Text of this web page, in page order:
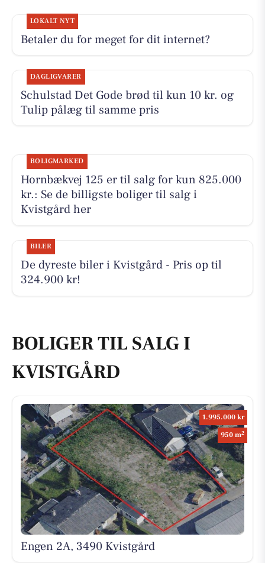
LOKALT NYT
Betaler du for meget for dit internet?
DAGLIGVARER
Schulstad Det Gode brød til kun 10 kr. og
Tulip pålæg til samme pris
BOLIGMARKED
Hornbækvej 125 er til salg for kun 825.000
kr.: Se de billigste boliger til salg i
Kvistgård her
BILER
De dyreste biler i Kvistgård - Pris op til
324.900 kr!
BOLIGER TIL SALG I
KVISTGÅRD
1.995.000 kr
950 m2
Engen 2A, 3490 Kvistgård